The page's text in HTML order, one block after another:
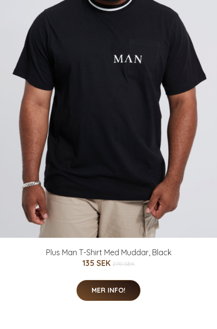
Plus Man T-Shirt Med Muddar, Black
135 SEK 270 SEK
MER INFO!